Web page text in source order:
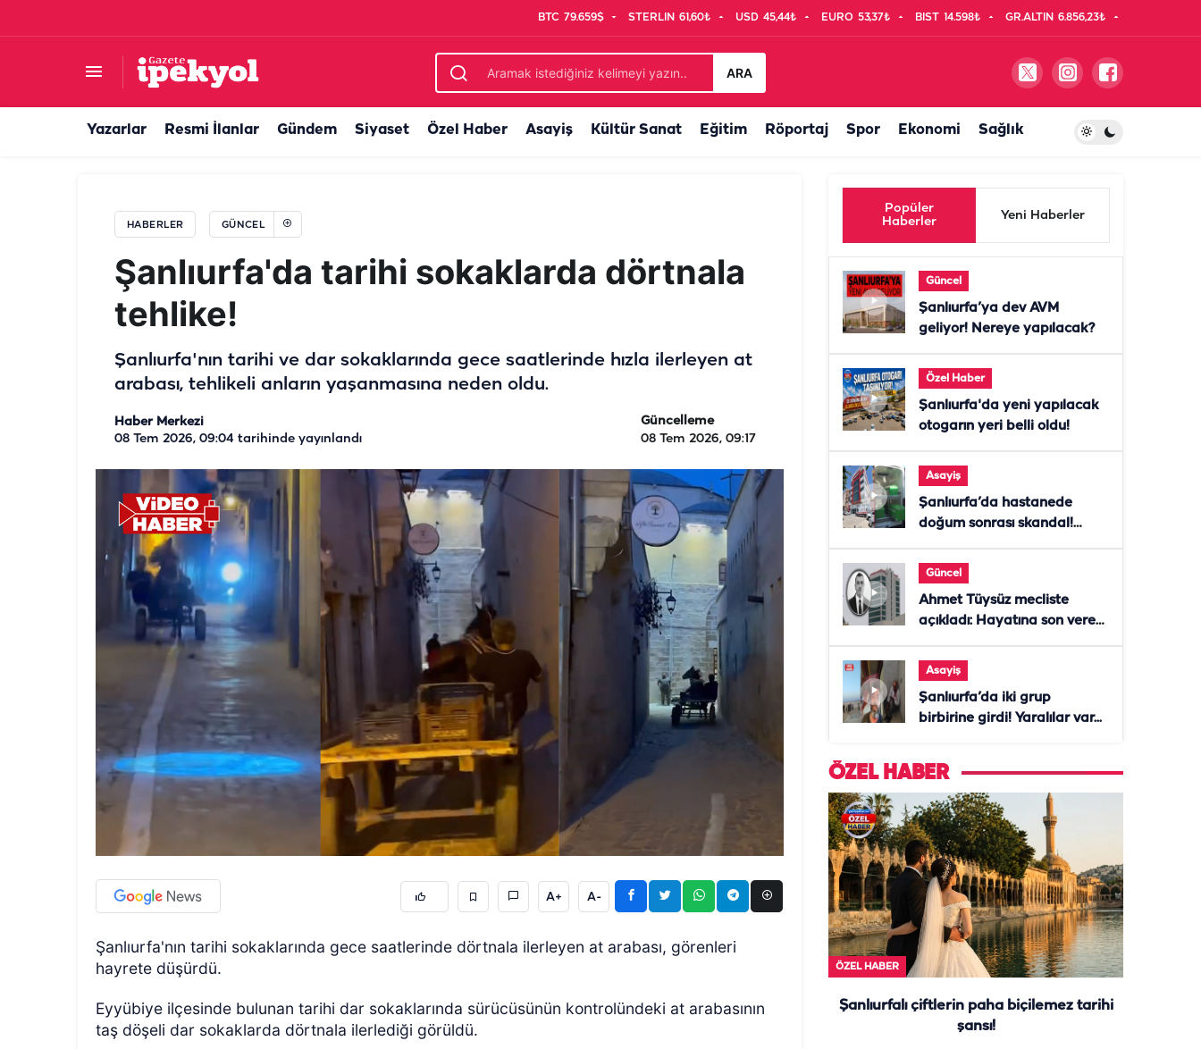
BTC 79.659$ STERLIN 61,60₺ USD 45,44₺ EURO 53,37₺ BIST 14.598₺ GR.ALTIN 6.856,23₺
ARA
Yazarlar Resmi İlanlar Gündem Siyaset Özel Haber Asayiş Kültür Sanat Eğitim Röportaj Spor Ekonomi Sağlık
HABERLER GÜNCEL
Şanlıurfa'da tarihi sokaklarda dörtnala
tehlike!
Şanlıurfa'nın tarihi ve dar sokaklarında gece saatlerinde hızla ilerleyen at
arabası, tehlikeli anların yaşanmasına neden oldu.
Haber Merkezi
08 Tem 2026, 09:04 tarihinde yayınlandı
Güncelleme
08 Tem 2026, 09:17
A+ A-
Şanlıurfa'nın tarihi sokaklarında gece saatlerinde dörtnala ilerleyen at arabası, görenleri
hayrete düşürdü.
Eyyübiye ilçesinde bulunan tarihi dar sokaklarında sürücüsünün kontrolündeki at arabasının
taş döşeli dar sokaklarda dörtnala ilerlediği görüldü.
Popüler
Haberler
Yeni Haberler
Güncel
Şanlıurfa’ya dev AVM
geliyor! Nereye yapılacak?
Özel Haber
Şanlıurfa'da yeni yapılacak
otogarın yeri belli oldu!
Asayiş
Şanlıurfa’da hastanede
doğum sonrası skandal!
Güncel
Ahmet Tüysüz mecliste
açıkladı: Hayatına son veren
ölmezdim" notunu bıraktı
Asayiş
Şanlıurfa’da iki grup
birbirine girdi! Yaralılar var...
ÖZEL HABER
ÖZEL HABER
Şanlıurfalı çiftlerin paha biçilemez tarihi
şansı!